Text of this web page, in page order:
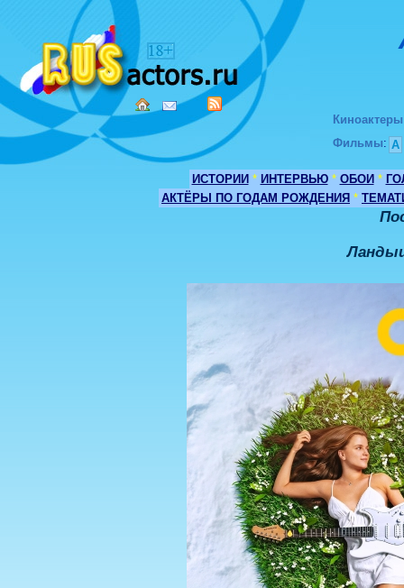
Киноактеры
Фильмы: А
ИСТОРИИ * ИНТЕРВЬЮ * ОБОИ *
АКТЁРЫ ПО ГОДАМ РОЖДЕНИЯ *